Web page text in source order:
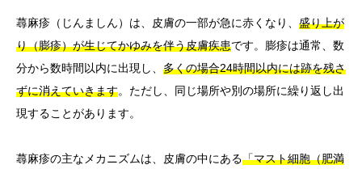
蕁麻疹（じんましん）は、皮膚の一部が急に赤くなり、 盛り上が
り（膨疹）が生じてかゆみを伴う皮膚疾患です。膨疹は通常、数
分から数時間以内に出現し、 多くの場合24時間以内には跡を残さ
ずに消えていきます。ただし、同じ場所や別の場所に繰り返し出
現することがあります。
蕁麻疹の主なメカニズムは、皮膚の中にある「マスト細胞（肥満